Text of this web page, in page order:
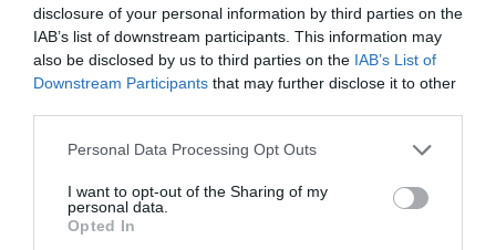
disclosure of your personal information by third parties on the
IAB’s list of downstream participants. This information may
also be disclosed by us to third parties on the IAB’s List of
Downstream Participants that may further disclose it to other
Please note that this website/app uses one or more Google
not limited to your visit or usage behaviour. You may click to
grant or deny consent to Google and its third-party tags to
use your data for below specified purposes in below Google
Personal Data Processing Opt Outs
I want to opt-out of the Sharing of my
personal data.
Opted In